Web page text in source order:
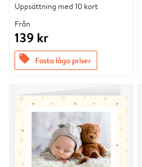
Uppsättning med 10 kort
Från
139 kr
offers Fasta låga priser